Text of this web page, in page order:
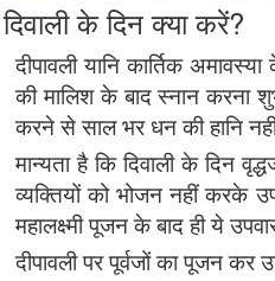
दिवाली के दिन क्या करें?
दीपावली यानि कार्तिक
की मालिश के बाद स्नान करना
करने से साल भर धन की हानि
मान्यता है कि दिवाली के दिन
व्यक्तियों को भोजन नहीं करके
महालक्ष्मी पूजन के बाद ही ये
दीपावली पर पूर्वजों का पूजन कर